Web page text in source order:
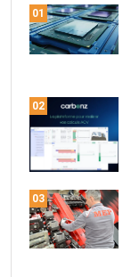
01
02
03